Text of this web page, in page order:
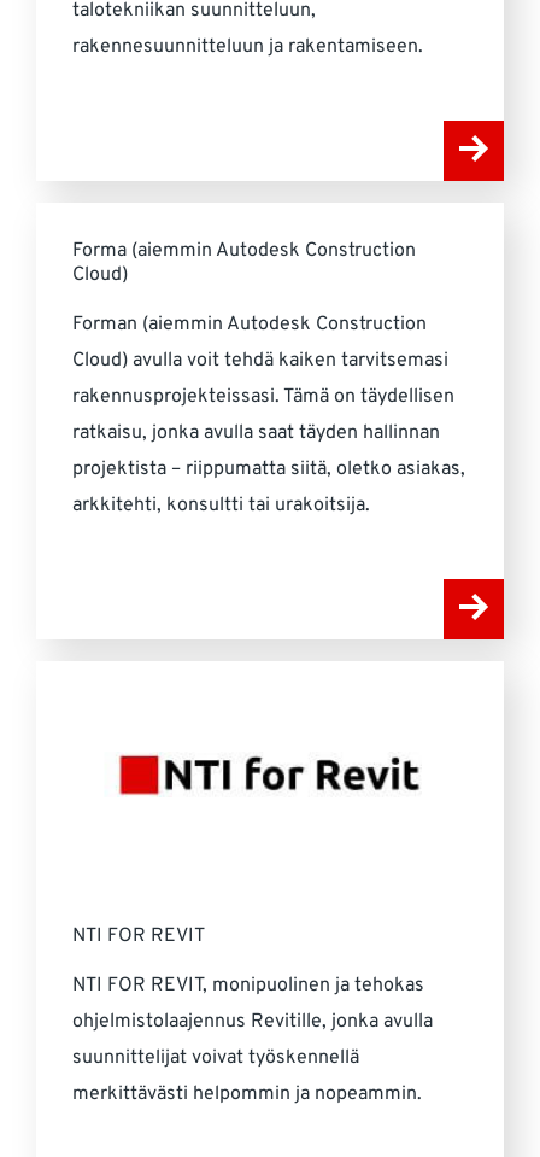
talotekniikan suunnitteluun,
rakennesuunnitteluun ja rakentamiseen.
Forma (aiemmin Autodesk Construction
Cloud)
Forman (aiemmin Autodesk Construction
Cloud) avulla voit tehdä kaiken tarvitsemasi
rakennusprojekteissasi. Tämä on täydellisen
ratkaisu, jonka avulla saat täyden hallinnan
projektista – riippumatta siitä, oletko asiakas,
arkkitehti, konsultti tai urakoitsija.
NTI FOR REVIT
NTI FOR REVIT, monipuolinen ja tehokas
ohjelmistolaajennus Revitille, jonka avulla
suunnittelijat voivat työskennellä
merkittävästi helpommin ja nopeammin.